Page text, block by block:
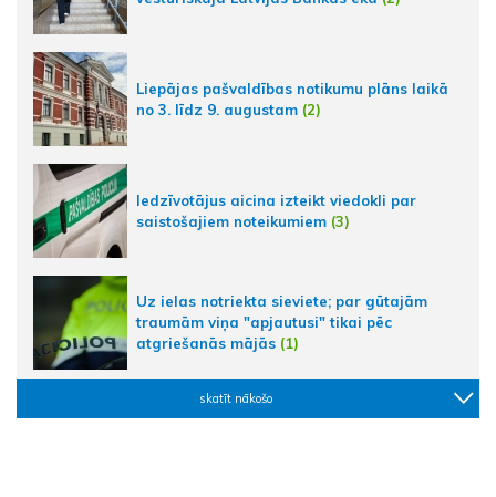
Liepājas pašvaldības notikumu plāns laikā
no 3. līdz 9. augustam (2)
Iedzīvotājus aicina izteikt viedokli par
saistošajiem noteikumiem (3)
Uz ielas notriekta sieviete; par gūtajām
traumām viņa "apjautusi" tikai pēc
atgriešanās mājās (1)
skatīt nākošo